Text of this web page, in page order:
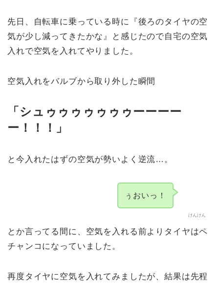
先日、自転車に乗っている時に『後ろのタイヤの空
気が少し減ってきたかな』と感じたので自宅の空気
入れで空気を入れてやりました。
空気入れをバルブから取り外した瞬間
「シュゥゥゥゥゥゥゥーーーー
ー！！！」
と今入れたはずの空気が勢いよく逆流…。
けんけん
ぅおいっ！
とか言ってる間に、空気を入れる前よりタイヤはペ
チャンコになっていました。
再度タイヤに空気を入れてみましたが、結果は先程